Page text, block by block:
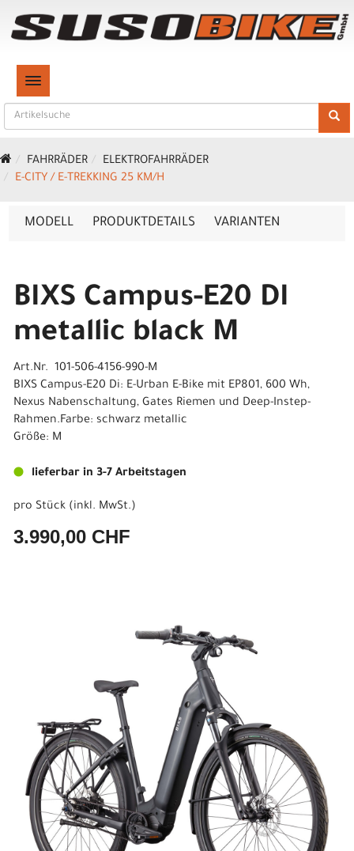
TOGGLE NAVIGATION
FAHRRÄDER
ELEKTROFAHRRÄDER
E-CITY / E-TREKKING 25 KM/H
MODELL PRODUKTDETAILS VARIANTEN
BIXS Campus-E20 DI
metallic black M
Art.Nr. 101-506-4156-990-M
BIXS Campus-E20 Di: E-Urban E-Bike mit EP801, 600 Wh,
Nexus Nabenschaltung, Gates Riemen und Deep-Instep-
Rahmen.Farbe: schwarz metallic
Größe: M
lieferbar in 3-7 Arbeitstagen
pro Stück (inkl. MwSt.)
3.990,00 CHF